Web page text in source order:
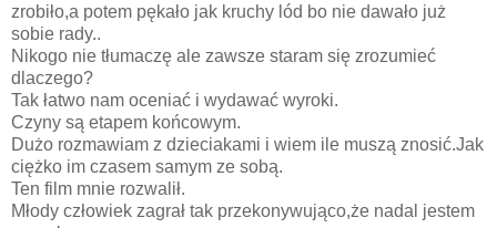
zrobiło,a potem pękało jak kruchy lód bo nie dawało już
sobie rady..
Nikogo nie tłumaczę ale zawsze staram się zrozumieć
dlaczego?
Tak łatwo nam oceniać i wydawać wyroki.
Czyny są etapem końcowym.
Dużo rozmawiam z dzieciakami i wiem ile muszą znosić.Jak
ciężko im czasem samym ze sobą.
Ten film mnie rozwalił.
Młody człowiek zagrał tak przekonywująco,że nadal jestem